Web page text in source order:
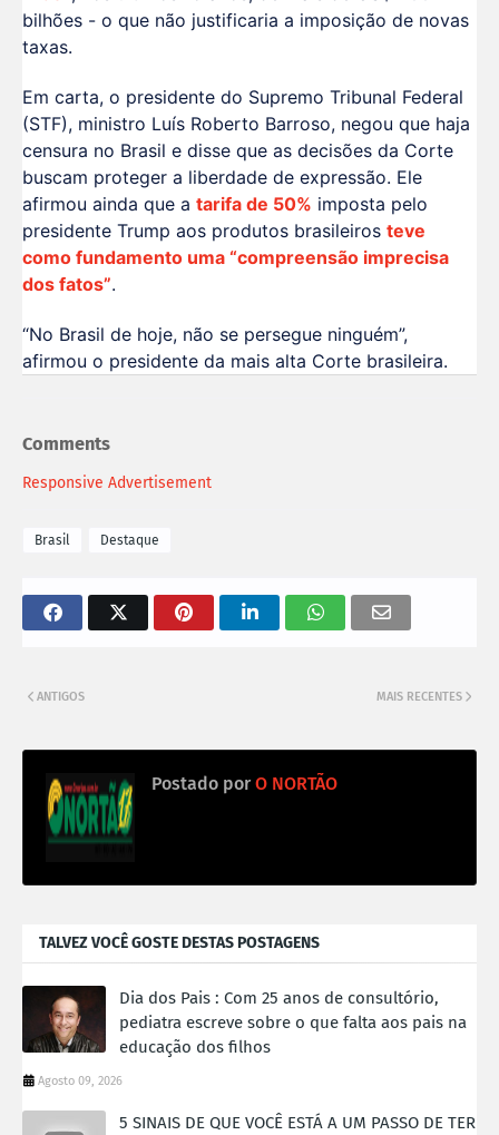
bilhões - o que não justificaria a imposição de novas
taxas.
Em carta, o presidente do Supremo Tribunal Federal
(STF), ministro Luís Roberto Barroso, negou que haja
censura no Brasil e disse que as decisões da Corte
buscam proteger a liberdade de expressão. Ele
afirmou ainda que a tarifa de 50% imposta pelo
presidente Trump aos produtos brasileiros teve
como fundamento uma “compreensão imprecisa
dos fatos”.
“No Brasil de hoje, não se persegue ninguém”,
afirmou o presidente da mais alta Corte brasileira.
Comments
Responsive Advertisement
Brasil Destaque
MAIS RECENTES
ANTIGOS
Postado por O NORTÃO
TALVEZ VOCÊ GOSTE DESTAS POSTAGENS
Dia dos Pais : Com 25 anos de consultório,
pediatra escreve sobre o que falta aos pais na
educação dos filhos
Agosto 09, 2026
5 SINAIS DE QUE VOCÊ ESTÁ A UM PASSO DE TER